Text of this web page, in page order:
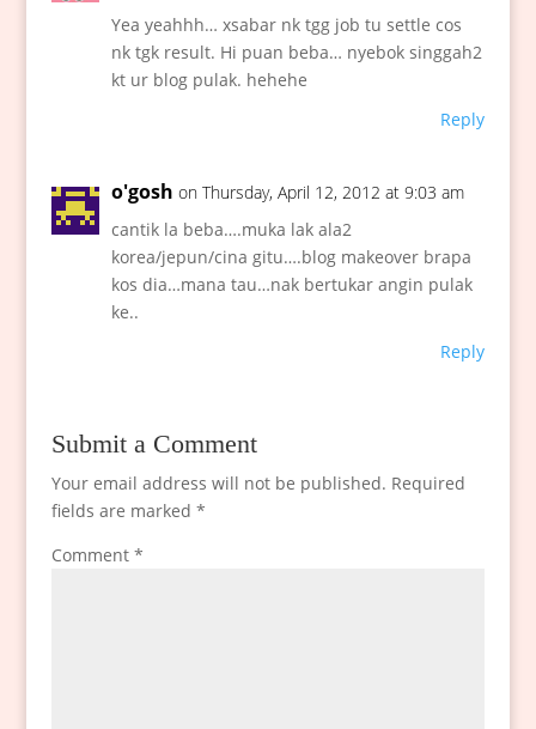
Yea yeahhh… xsabar nk tgg job tu settle cos
nk tgk result. Hi puan beba… nyebok singgah2
kt ur blog pulak. hehehe
Reply
o'gosh on Thursday, April 12, 2012 at 9:03 am
cantik la beba….muka lak ala2
korea/jepun/cina gitu….blog makeover brapa
kos dia…mana tau…nak bertukar angin pulak
ke..
Reply
Submit a Comment
Your email address will not be published. Required
fields are marked *
Comment *